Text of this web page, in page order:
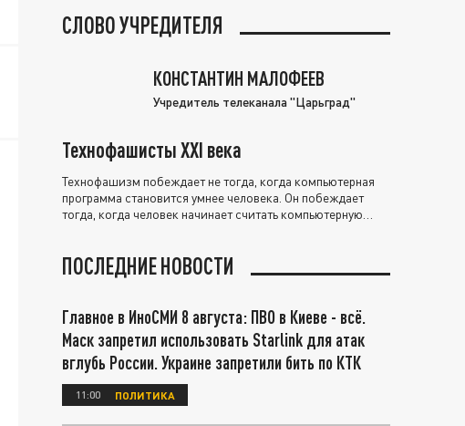
СЛОВО УЧРЕДИТЕЛЯ
КОНСТАНТИН МАЛОФЕЕВ
Учредитель телеканала "Царьград"
Технофашисты XXI века
Технофашизм побеждает не тогда, когда компьютерная
программа становится умнее человека. Он побеждает
тогда, когда человек начинает считать компьютерную
ПОСЛЕДНИЕ НОВОСТИ
Главное в ИноСМИ 8 августа: ПВО в Киеве - всё.
Маск запретил использовать Starlink для атак
вглубь России. Украине запретили бить по КТК
11:00 ПОЛИТИКА